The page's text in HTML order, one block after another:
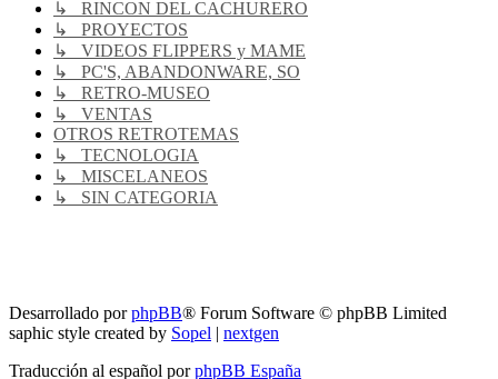
↳ RINCON DEL CACHURERO
↳ PROYECTOS
↳ VIDEOS FLIPPERS y MAME
↳ PC'S, ABANDONWARE, SO
↳ RETRO-MUSEO
↳ VENTAS
OTROS RETROTEMAS
↳ TECNOLOGIA
↳ MISCELANEOS
↳ SIN CATEGORIA
Desarrollado porphpBB® Forum Software © phpBB Limited
saphic style created by Sopel
nextgen
Traducción al español porphpBB España